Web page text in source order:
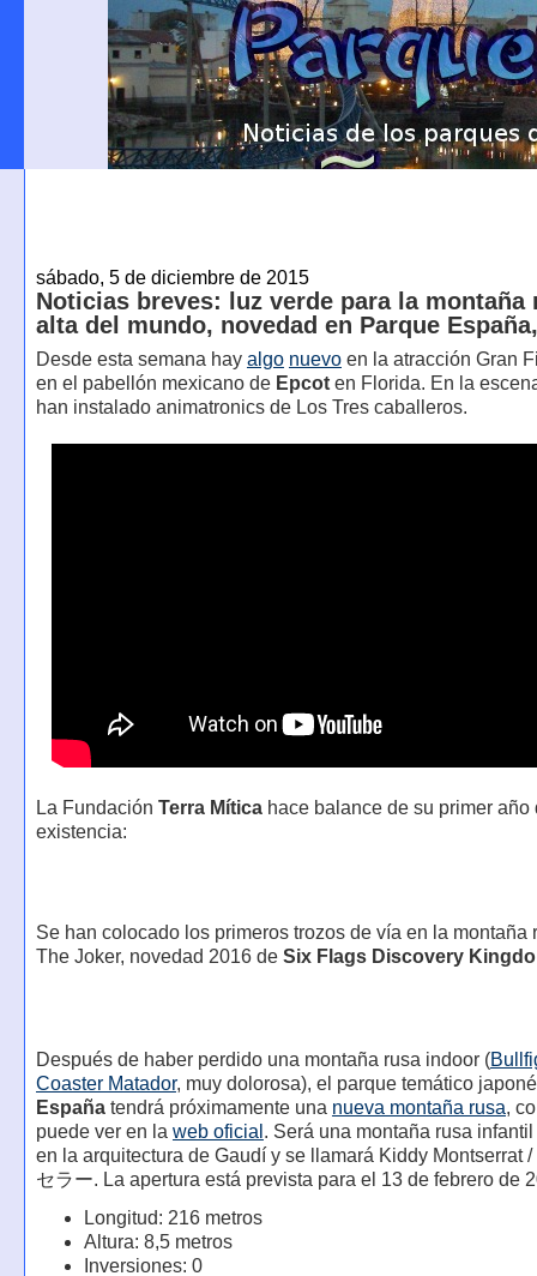
sábado, 5 de diciembre de 2015
Noticias breves: luz verde para la montaña
alta del mundo, novedad en Parque
Desde esta semana hay algo nuevoen la atracción Gran
en el pabellón mexicano de Epcoten Florida. En la
han instalado animatronics de Los Tres caballeros.
La Fundación Terra Míticahace balance de su primer año
existencia:
Se han colocado los primeros trozos de vía en la montaña
The Joker, novedad 2016 de Six Flags Discovery
Después de haber perdido una montaña rusa indoor (
Coaster Matador, muy dolorosa), el parque temático
Españatendrá próximamente una nueva montaña rusa,
puede ver en la web oficial . Será una montaña rusa
en la arquitectura de Gaudí y se llamará Kiddy Montserrat
セラー. La apertura está prevista para el 13 de febrero de
Longitud: 216 metros
Altura: 8,5 metros
Inversiones: 0